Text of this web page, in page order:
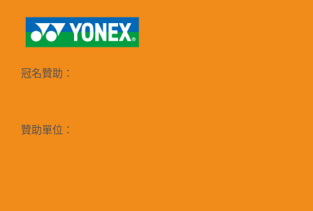
冠名贊助：
贊助單位：